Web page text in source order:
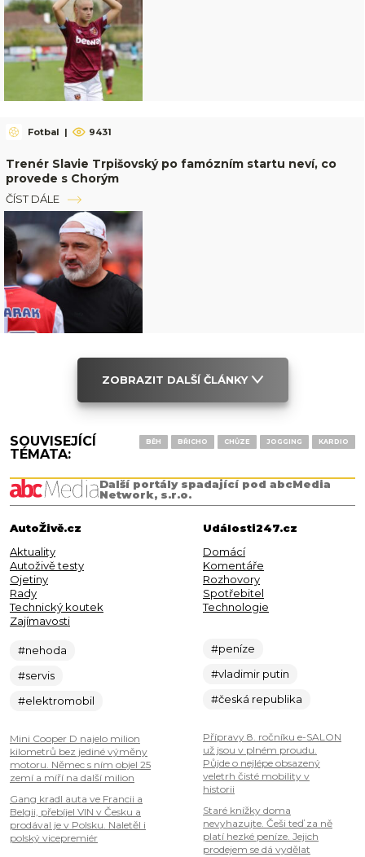
Fotbal | 9431
Trenér Slavie Trpišovský po famózním startu neví, co
provede s Chorým
ČÍST DÁLE
ZOBRAZIT DALŠÍ ČLÁNKY
SOUVISEJÍCÍ
TÉMATA:
BĚH BŘICHO CHŮZE JOGGING KARDIO
Další portály spadající pod abcMedia
Network, s.r.o.
AutoŽivě.cz
Aktuality
Autoživě testy
Ojetiny
Rady
Technický koutek
Zajímavosti
#nehoda
#servis
#elektromobil
Mini Cooper D najelo milion
kilometrů bez jediné výměny
motoru. Němec s ním objel 25
zemí a míří na další milion
Gang kradl auta ve Francii a
Belgii, přebíjel VIN v Česku a
prodával je v Polsku. Naletěl i
polský vicepremiér
Události247.cz
Domácí
Komentáře
Rozhovory
Spotřebitel
Technologie
#peníze
#vladimir putin
#česká republika
Přípravy 8. ročníku e-SALON
už jsou v plném proudu.
Půjde o nejlépe obsazený
veletrh čisté mobility v
historii
Staré knížky doma
nevyhazujte. Češi teď za ně
platí hezké peníze. Jejich
prodejem se dá vydělat